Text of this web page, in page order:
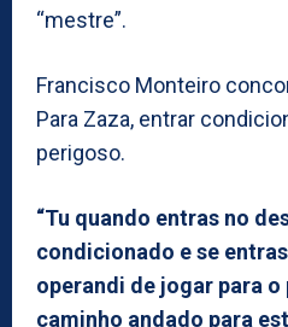
“mestre”.
Francisco Monteiro
Para Zaza, entrar
perigoso.
“Tu quando entras no
condicionado e se
operandi de jogar para o
caminho andado para